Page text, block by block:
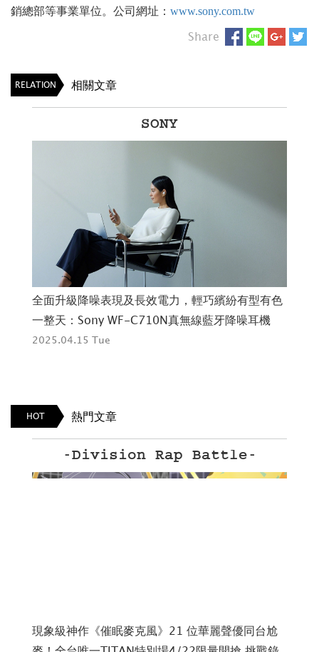
銷總部等事業單位。公司網址： www.sony.com.tw
Share
RELATION 相關文章
SONY
Sony 推出全新入耳式有線耳機 IER-EX15C USB-
C®
2025.10.03 Fri
HOT 熱門文章
CARNIVAL FEVER
2026赤聲躁動音樂節再突破，日經典龐克團